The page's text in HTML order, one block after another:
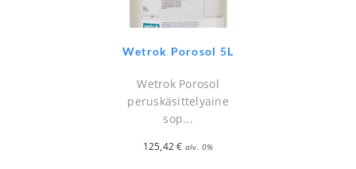
Wetrok Porosol 5L
Wetrok Porosol
peruskäsittelyaine
sop...
125,42€ alv. 0%